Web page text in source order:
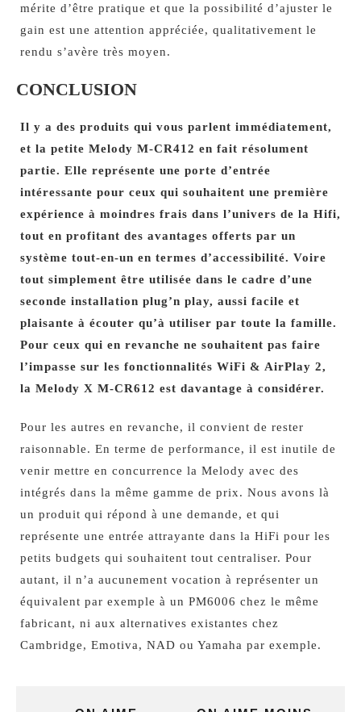
mérite d’être pratique et que la possibilité d’ajuster le
gain est une attention appréciée, qualitativement le
rendu s’avère très moyen.
CONCLUSION
Il y a des produits qui vous parlent immédiatement,
et la petite Melody M-CR412 en fait résolument
partie. Elle représente une porte d’entrée
intéressante pour ceux qui souhaitent une première
expérience à moindres frais dans l’univers de la Hifi,
tout en profitant des avantages offerts par un
système tout-en-un en termes d’accessibilité. Voire
tout simplement être utilisée dans le cadre d’une
seconde installation plug’n play, aussi facile et
plaisante à écouter qu’à utiliser par toute la famille.
Pour ceux qui en revanche ne souhaitent pas faire
l’impasse sur les fonctionnalités WiFi & AirPlay 2,
la Melody X M-CR612 est davantage à considérer.
Pour les autres en revanche, il convient de rester
raisonnable. En terme de performance, il est inutile de
venir mettre en concurrence la Melody avec des
intégrés dans la même gamme de prix. Nous avons là
un produit qui répond à une demande, et qui
représente une entrée attrayante dans la HiFi pour les
petits budgets qui souhaitent tout centraliser. Pour
autant, il n’a aucunement vocation à représenter un
équivalent par exemple à un PM6006 chez le même
fabricant, ni aux alternatives existantes chez
Cambridge, Emotiva, NAD ou Yamaha par exemple.